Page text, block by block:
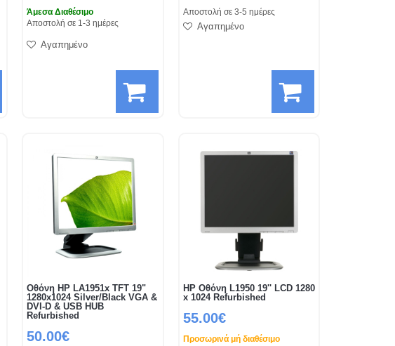
Άμεσα Διαθέσιμο
Αποστολή σε 1-3 ημέρες
Αγαπημένο
Αποστολή σε 3-5 ημέρες
Αγαπημένο
Οθόνη HP LA1951x TFT 19"
1280x1024 Silver/Black VGA &
DVI-D & USB HUB
Refurbished
50.00€
HP Οθόνη L1950 19'' LCD 1280
x 1024 Refurbished
55.00€
Προσωρινά μή διαθέσιμο